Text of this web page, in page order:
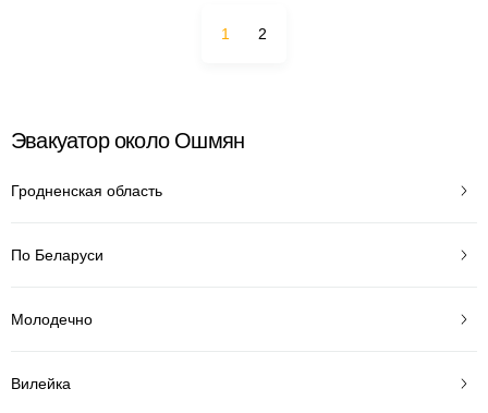
1 2
Эвакуатор около Ошмян
Гродненская область
По Беларуси
Молодечно
Вилейка